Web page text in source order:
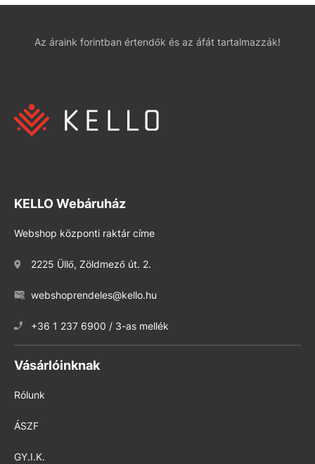
Az áraink forintban értendők és az áfát tartalmazzák!
KELLO Webáruház
Webshop központi raktár címe
2225 Üllő, Zöldmező út. 2.
webshoprendeles@kello.hu
+36 1 237 6900 / 3-as mellék
Vásárlóinknak
Rólunk
ÁSZF
GY.I.K.